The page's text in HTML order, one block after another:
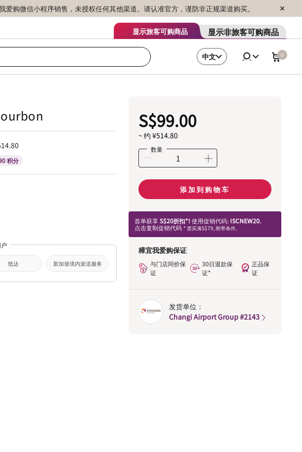
微信小程序销售，未授权任何其他渠道。请认准官方，谨防非正规渠道购买。
显示旅客可购商品 显示非旅客可购商品
中文 0
积分
抵达 新加坡境内派送服务
S$99.00
~ 约 ¥514.80
数量
添加到购物车
首单获享S$20折扣*! 使用促销代码: ISCNEW20.
点击复制促销代码 * 需买满S$79, 附带条件。
樟宜我爱购保证
与门店同价保
证
30日退款保
证*
正品保
证
发货单位：
Changi Airport Group #2143